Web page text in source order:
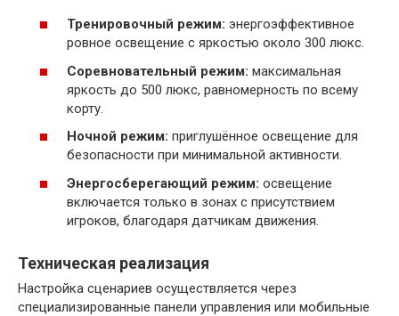
Тренировочный режим: энергоэффективное
ровное освещение с яркостью около 300 люкс.
Соревновательный режим: максимальная
яркость до 500 люкс, равномерность по всему
корту.
Ночной режим: приглушённое освещение для
безопасности при минимальной активности.
Энергосберегающий режим: освещение
включается только в зонах с присутствием
игроков, благодаря датчикам движения.
Техническая реализация
Настройка сценариев осуществляется через
специализированные панели управления или мобильные